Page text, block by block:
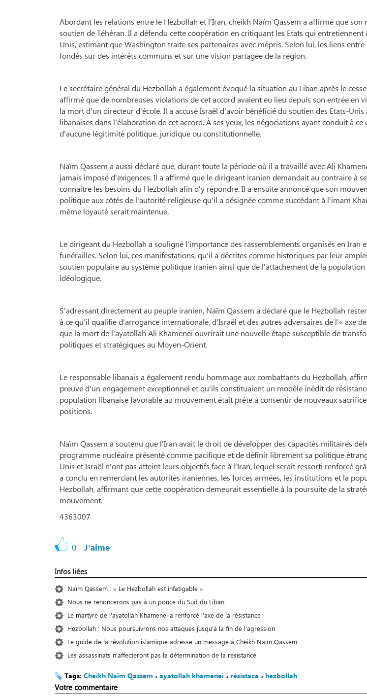
Abordant les relations entre le Hezbollah et l'Iran, cheikh Naïm Qassem a affirmé que
soutien de Téhéran. Il a défendu cette coopération en critiquant les Etats qui entretiennent
Unis, estimant que Washington traite ses partenaires avec mépris. Selon lui, les liens
fondés sur des intérêts communs et sur une vision partagée de la région.
Le secrétaire général du Hezbollah a également évoqué la situation au Liban après le
affirmé que de nombreuses violations de cet accord avaient eu lieu depuis son entrée en
la mort d'un directeur d'école. Il a accusé Israël d'avoir bénéficié du soutien des Etats-
libanaises dans l'élaboration de cet accord. À ses yeux, les négociations ayant conduit à
d'aucune légitimité politique, juridique ou constitutionnelle.
Naïm Qassem a aussi déclaré que, durant toute la période où il a travaillé avec Ali
jamais imposé d'exigences. Il a affirmé que le dirigeant iranien demandait au contraire à
connaître les besoins du Hezbollah afin d'y répondre. Il a ensuite annoncé que son
politique aux côtés de l'autorité religieuse qu'il a désignée comme succédant à l'imam
même loyauté serait maintenue.
Le dirigeant du Hezbollah a souligné l'importance des rassemblements organisés en Iran
funérailles. Selon lui, ces manifestations, qu'il a décrites comme historiques par leur
soutien populaire au système politique iranien ainsi que de l'attachement de la
idéologique.
S'adressant directement au peuple iranien, Naïm Qassem a déclaré que le Hezbollah
à ce qu'il qualifie d'arrogance internationale, d'Israël et des autres adversaires de l'« axe
que la mort de l'ayatollah Ali Khamenei ouvrirait une nouvelle étape susceptible de
politiques et stratégiques au Moyen-Orient.
Le responsable libanais a également rendu hommage aux combattants du Hezbollah,
preuve d'un engagement exceptionnel et qu'ils constituaient un modèle inédit de
population libanaise favorable au mouvement était prête à consentir de nouveaux
positions.
Naïm Qassem a soutenu que l'Iran avait le droit de développer des capacités militaires
programme nucléaire présenté comme pacifique et de définir librement sa politique
Unis et Israël n'ont pas atteint leurs objectifs face à l'Iran, lequel serait ressorti renforcé
a conclu en remerciant les autorités iraniennes, les forces armées, les institutions et la
Hezbollah, affirmant que cette coopération demeurait essentielle à la poursuite de la
mouvement.
4363007
0 J'aime
Infos liées
Naïm Qassem : « Le Hezbollah est infatigable »
Nous ne renoncerons pas à un pouce du Sud du Liban
Le martyre de l’ayatollah Khamenei a renforcé l’axe de la résistance
Hezbollah : Nous poursuivrons nos attaques jusqu'à la fin de l'agression
Le guide de la révolution islamique adresse un message à Cheikh Naïm Qassem
Les assassinats n'affecteront pas la détermination de la résistance
Tags: Cheikh Naïm Qassem ، ayatollah khamenei ، résistace ، hezbollah
Votre commentaire